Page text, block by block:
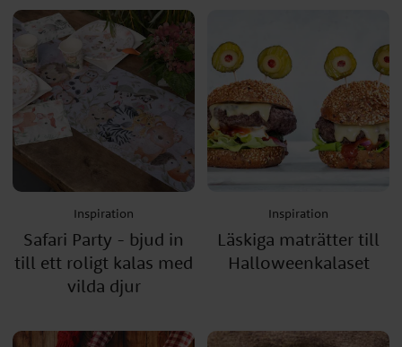
Inspiration
Safari Party - bjud in
till ett roligt kalas med
vilda djur
Inspiration
Läskiga maträtter till
Halloweenkalaset